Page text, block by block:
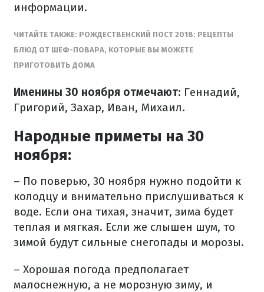
информации.
ЧИТАЙТЕ ТАКЖЕ: РОЖДЕСТВЕНСКИЙ ПОСТ 2018: РЕЦЕПТЫ
БЛЮД ОТ ШЕФ-ПОВАРА, КОТОРЫЕ ВЫ МОЖЕТЕ
ПРИГОТОВИТЬ ДОМА
Именины 30 ноября отмечают: Геннадий,
Григорий, Захар, Иван, Михаил.
Народные приметы на 30
ноября:
– По поверью, 30 ноября нужно подойти к
колодцу и внимательно прислушиваться к
воде. Если она тихая, значит, зима будет
теплая и мягкая. Если же слышен шум, то
зимой будут сильные снегопады и морозы.
– Хорошая погода предполагает
малоснежную, а не морозную зиму, и